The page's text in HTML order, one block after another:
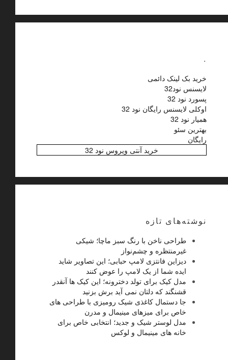
خرید بک لینک دائمی
لایسنس نود32
پسورد نود 32
اوکلی لایسنس رایگان نود 32
همیار نود 32
بهترین سئو
رایگان
خرید آنتی ویروس نود 32
نوشته‌های تازه
طراحی ناخن با رنگ سبز ماچا؛ شیکی
غیرمنتظره و چشم‌نواز
دیزاین فانتزی لامپ حبابی؛ این تصاویر شاید
ایده شما از یک لامپ را عوض کنند
مدل کیک برای تولد دخترونه؛ این کیک ها آنقدر
قشنگند که دلتان نمی آید برش بزنید
جا دستمال کاغذی شیک رومیزی با طراحی های
خاص برای میزهای مینیمال و مدرن
مدل لوستر شیک و جدید؛ انتخابی خاص برای
خانه های مینیمال و لوکس